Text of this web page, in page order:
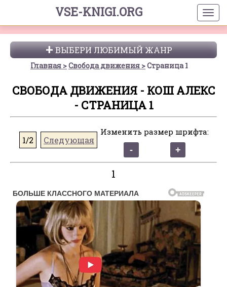
VSE-KNIGI.ORG
ВЫБЕРИ ЛЮБИМЫЙ ЖАНР
Главная Свобода движения Страница 1
СВОБОДА ДВИЖЕНИЯ - КОШ АЛЕКС
- СТРАНИЦА 1
1/2 Следующая
Изменить размер шрифта:
1